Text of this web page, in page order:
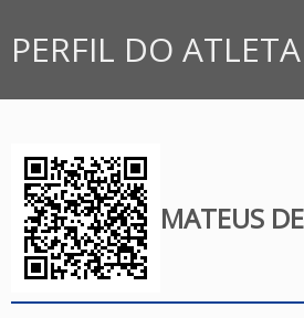
PERFIL DO ATLETA
MATEUS